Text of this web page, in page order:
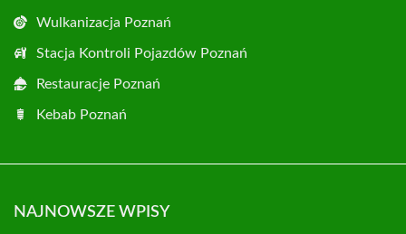
Wulkanizacja Poznań
Stacja Kontroli Pojazdów Poznań
Restauracje Poznań
Kebab Poznań
NAJNOWSZE WPISY